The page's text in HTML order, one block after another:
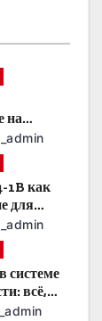
на
1B как
для
системе
всё,